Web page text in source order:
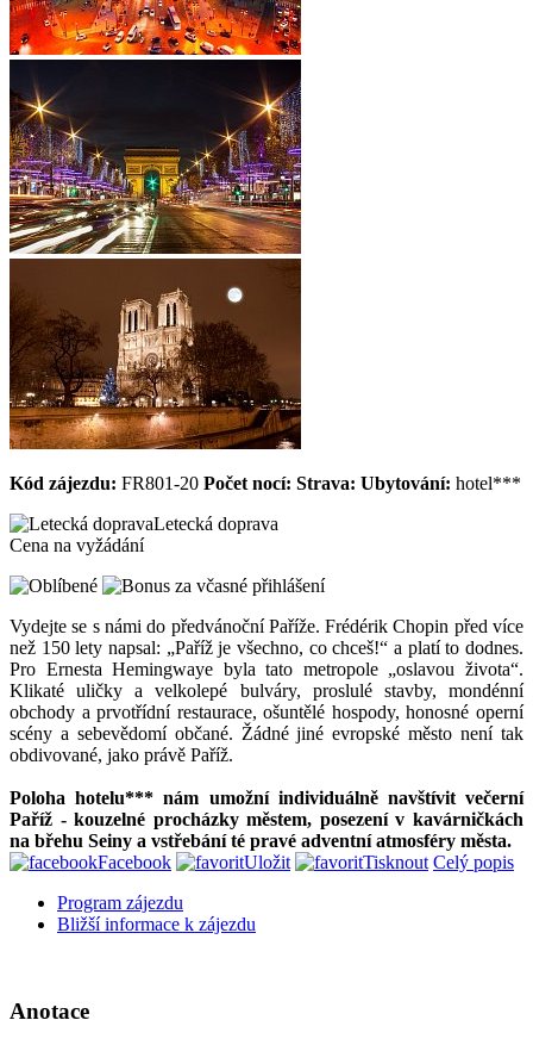
Kód zájezdu: FR801-20 Počet nocí: Strava: Ubytování: hotel***
Letecká doprava
Cena na vyžádání
Vydejte se s námi do předvánoční Paříže. Frédérik Chopin před více
než 150 lety napsal: „Paříž je všechno, co chceš!“ a platí to dodnes.
Pro Ernesta Hemingwaye byla tato metropole „oslavou života“.
Klikaté uličky a velkolepé bulváry, proslulé stavby, mondénní
obchody a prvotřídní restaurace, ošuntělé hospody, honosné operní
scény a sebevědomí občané. Žádné jiné evropské město není tak
obdivované, jako právě Paříž.
Poloha hotelu*** nám umožní individuálně navštívit večerní
Paříž - kouzelné procházky městem, posezení v kavárničkách
na břehu Seiny a vstřebání té pravé adventní atmosféry města.
Facebook
Uložit Tisknout Celý popis
Program zájezdu
Bližší informace k zájezdu
Anotace